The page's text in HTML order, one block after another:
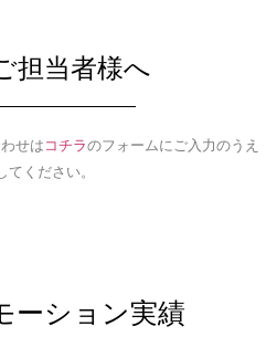
担当者様へ
せは コチラのフォームにご入力のうえ
てください。
ーション実績